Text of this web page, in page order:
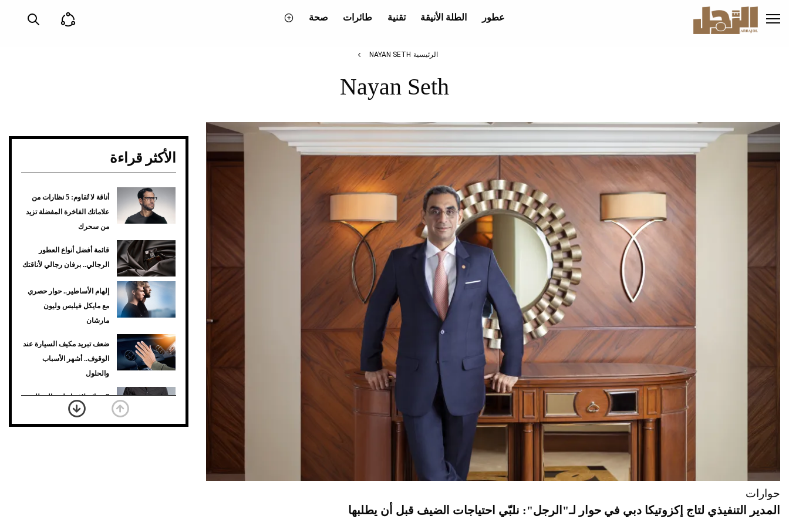
إلى
المحتوى
عطور الطلة الأنيقة تقنية طائرات صحة
الرئيسية NAYAN SETH
Nayan Seth
حوارات
المدير التنفيذي لتاج إكزوتيكا دبي في حوار لـ"الرجل": نلبّي احتياجات الضيف قبل أن يطلبها
الأكثر قراءة
أناقة لا تُقاوم: 5 نظارات من
علاماتك الفاخرة المفضلة تزيد
من سحرك
قائمة أفضل أنواع العطور
الرجالي.. برفان رجالي لأناقتك
إلهام الأساطير.. حوار حصري
مع مايكل فيلبس وليون
مارشان
ضعف تبريد مكيف السيارة عند
الوقوف.. أشهر الأسباب
والحلول
7 نصائح لاختيار لون البنطلون
المناسب للقميص الأسود